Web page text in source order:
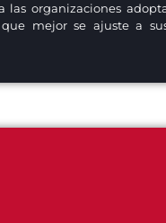
las organizaciones
mejor se ajuste a